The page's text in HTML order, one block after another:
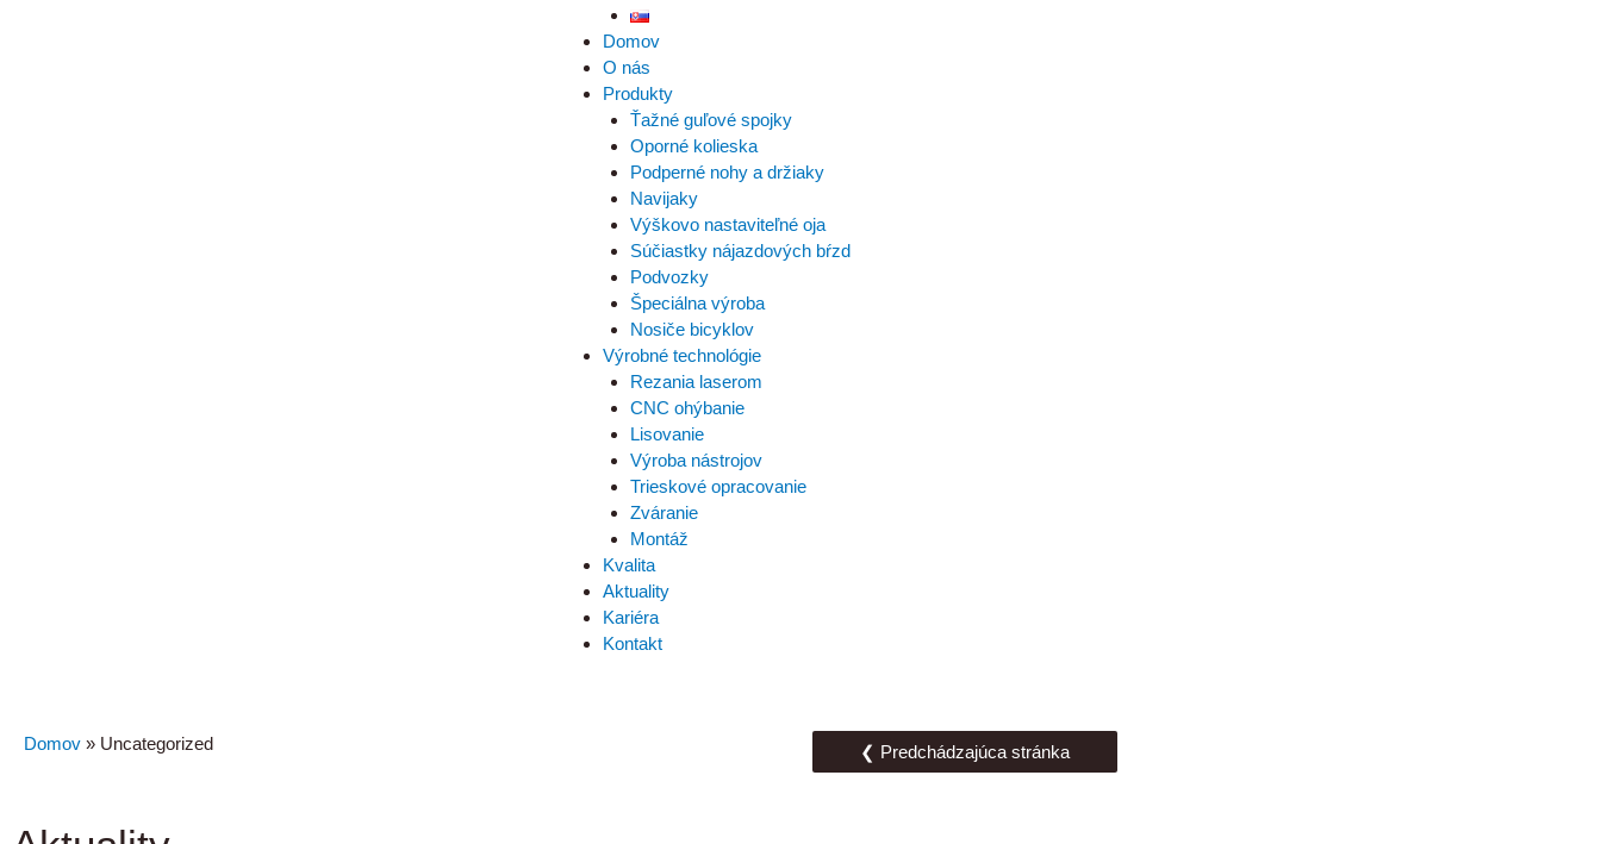
Domov
O nás
Produkty
Ťažné guľové spojky
Oporné kolieska
Podperné nohy a držiaky
Navijaky
Výškovo nastaviteľné oja
Súčiastky nájazdových bŕzd
Podvozky
Špeciálna výroba
Nosiče bicyklov
Výrobné technológie
Rezania laserom
CNC ohýbanie
Lisovanie
Výroba nástrojov
Trieskové opracovanie
Zváranie
Montáž
Kvalita
Aktuality
Kariéra
Kontakt
Domov » Uncategorized ❮ Predchádzajúca stránka